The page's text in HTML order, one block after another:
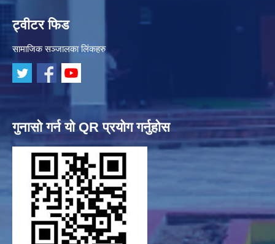
ट्वीटर फिड
सामाजिक सञ्जालका लिंकहरु
गुनासो गर्न यो QR प्रयोग गर्नुहोस